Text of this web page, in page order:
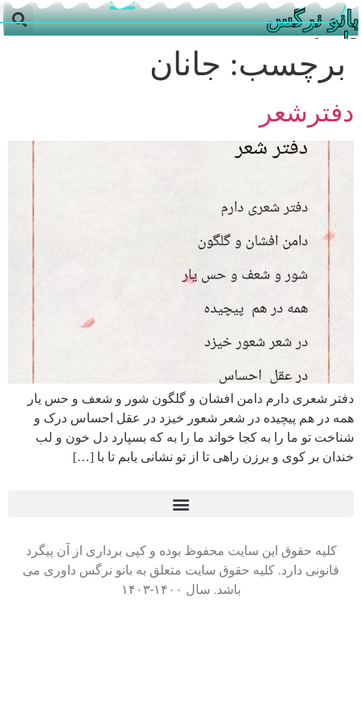
بانو نرگس
داوری
برچسب: جانان
دفترشعر
دفتر شعری دارم دامن افشان و گلگون شور و شعف و حس یار
همه در هم پیچیده در شعر شعور خیزد در عقل احساس درک و
شناخت تو ما را به کجا خواند ما را به که بسپارد دل خون و لب
خندان بر کوی و برزن راهی تا از تو نشانی یابم تا با […]
کلیه حقوق این سایت محفوظ بوده و کپی برداری از آن پیگرد
قانونی دارد. کلیه حقوق سایت متعلق به بانو نرگس داوری می
باشد. سال ۱۴۰۰-۱۴۰۳